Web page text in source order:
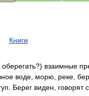
Книги
взаимные
воде, морю, реке,
Берег виден, говорят